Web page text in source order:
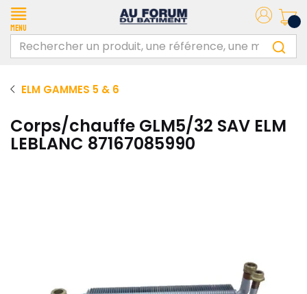
Menu
ELM GAMMES 5 & 6
Corps/chauffe GLM5/32 SAV ELM
LEBLANC 87167085990